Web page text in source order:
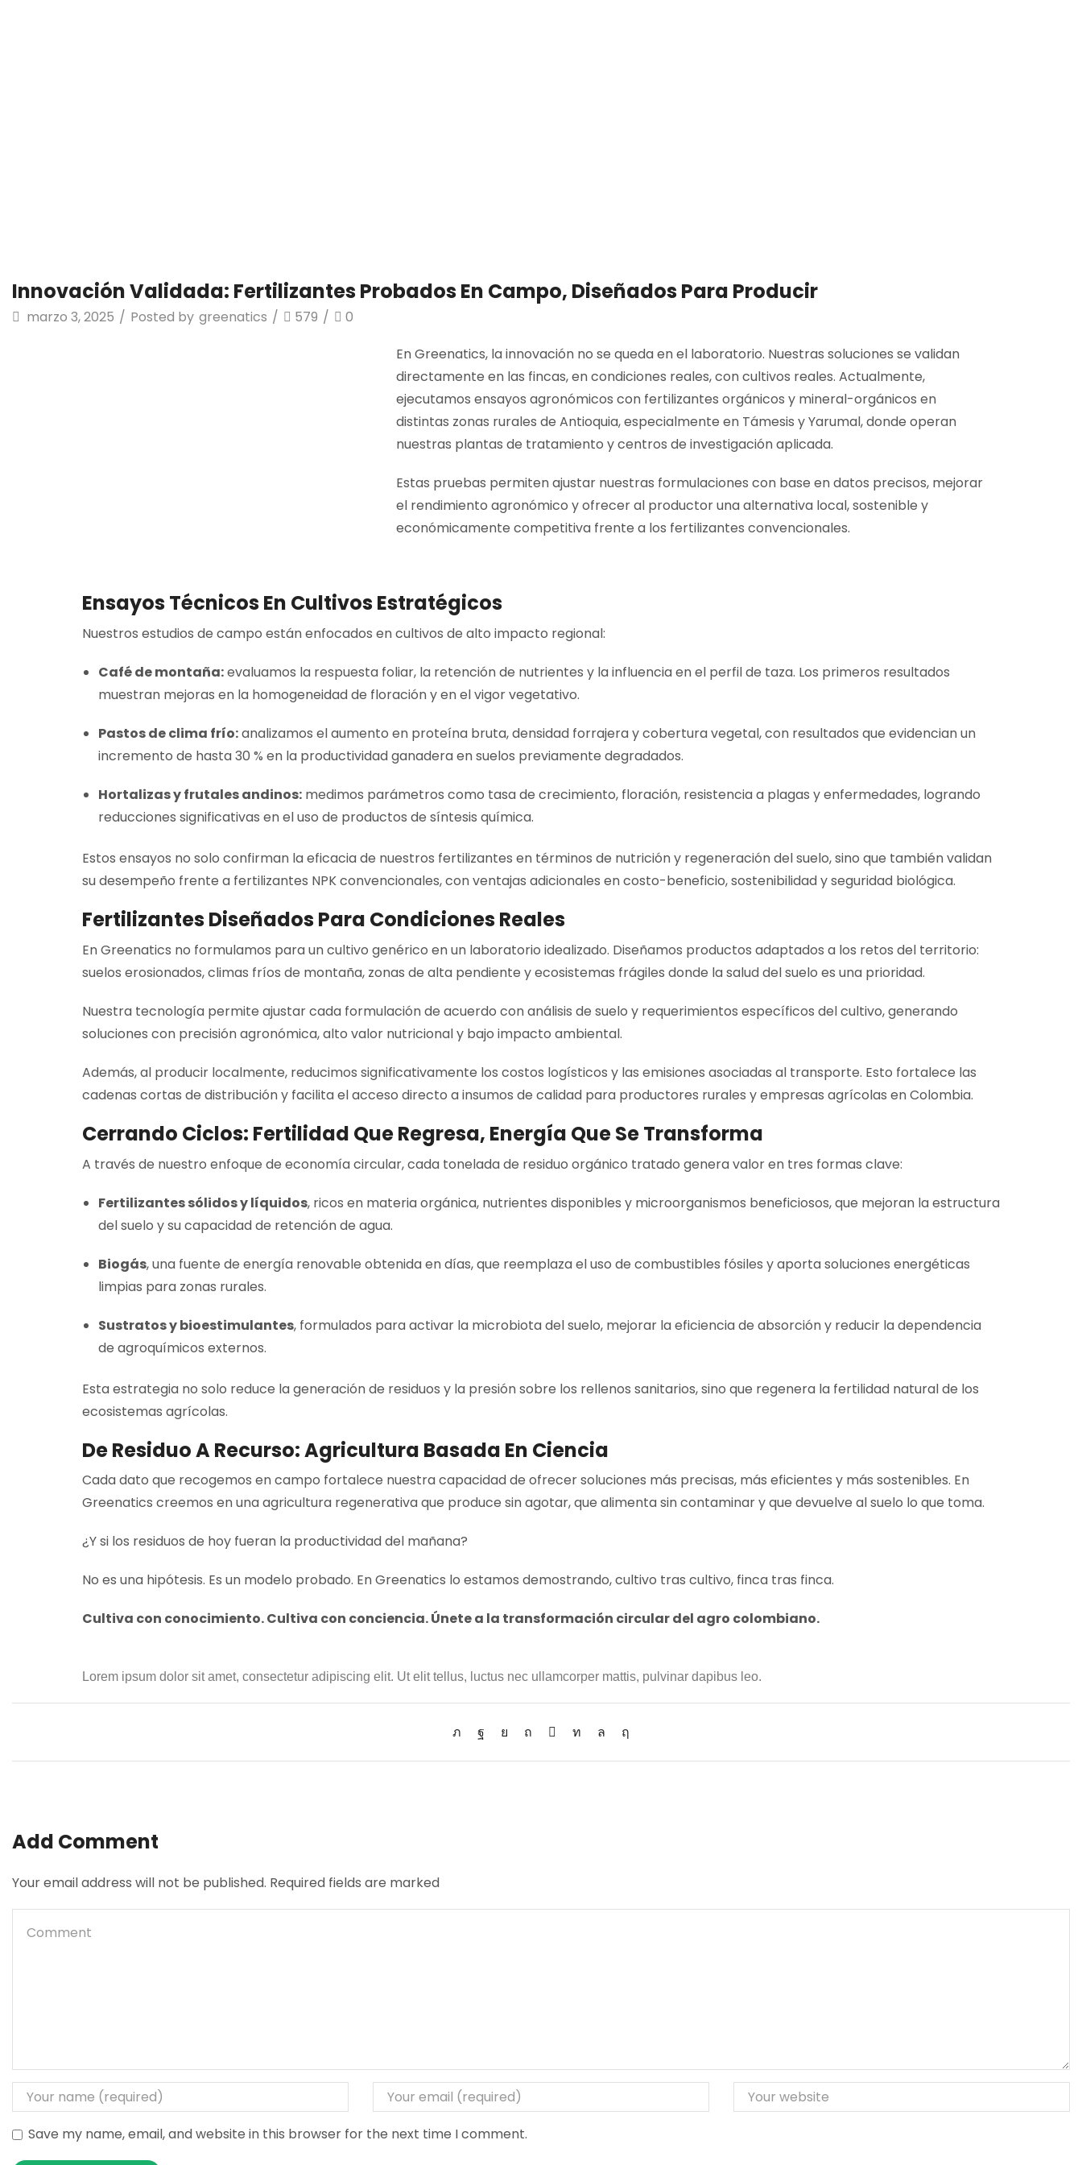
Innovación Validada: Fertilizantes Probados En Campo, Diseñados Para Producir
marzo 3, 2025 / Posted by greenatics / 579 / 0
En Greenatics, la innovación no se queda en el laboratorio. Nuestras soluciones se validan
directamente en las fincas, en condiciones reales, con cultivos reales. Actualmente,
ejecutamos ensayos agronómicos con fertilizantes orgánicos y mineral-orgánicos en
distintas zonas rurales de Antioquia, especialmente en Támesis y Yarumal, donde operan
nuestras plantas de tratamiento y centros de investigación aplicada.
Estas pruebas permiten ajustar nuestras formulaciones con base en datos precisos, mejorar
el rendimiento agronómico y ofrecer al productor una alternativa local, sostenible y
económicamente competitiva frente a los fertilizantes convencionales.
Ensayos Técnicos En Cultivos Estratégicos
Nuestros estudios de campo están enfocados en cultivos de alto impacto regional:
Café de montaña:evaluamos la respuesta foliar, la retención de nutrientes y la influencia en el perfil de taza. Los primeros resultados
muestran mejoras en la homogeneidad de floración y en el vigor vegetativo.
Pastos de clima frío:analizamos el aumento en proteína bruta, densidad forrajera y cobertura vegetal, con resultados que evidencian un
incremento de hasta 30 % en la productividad ganadera en suelos previamente degradados.
Hortalizas y frutales andinos: medimos parámetros como tasa de crecimiento, floración, resistencia a plagas y enfermedades, logrando
reducciones significativas en el uso de productos de síntesis química.
Estos ensayos no solo confirman la eficacia de nuestros fertilizantes en términos de nutrición y regeneración del suelo, sino que también validan
su desempeño frente a fertilizantes NPK convencionales, con ventajas adicionales en costo-beneficio, sostenibilidad y seguridad biológica.
Fertilizantes Diseñados Para Condiciones Reales
En Greenatics no formulamos para un cultivo genérico en un laboratorio idealizado. Diseñamos productos adaptados a los retos del territorio:
suelos erosionados, climas fríos de montaña, zonas de alta pendiente y ecosistemas frágiles donde la salud del suelo es una prioridad.
Nuestra tecnología permite ajustar cada formulación de acuerdo con análisis de suelo y requerimientos específicos del cultivo, generando
soluciones con precisión agronómica, alto valor nutricional y bajo impacto ambiental.
Además, al producir localmente, reducimos significativamente los costos logísticos y las emisiones asociadas al transporte. Esto fortalece las
cadenas cortas de distribución y facilita el acceso directo a insumos de calidad para productores rurales y empresas agrícolas en Colombia.
Cerrando Ciclos: Fertilidad Que Regresa, Energía Que Se Transforma
A través de nuestro enfoque de economía circular, cada tonelada de residuo orgánico tratado genera valor en tres formas clave:
Fertilizantes sólidos y líquidos, ricos en materia orgánica, nutrientes disponibles y microorganismos beneficiosos, que mejoran la estructura
del suelo y su capacidad de retención de agua.
Biogás, una fuente de energía renovable obtenida en días, que reemplaza el uso de combustibles fósiles y aporta soluciones energéticas
limpias para zonas rurales.
Sustratos y bioestimulantes, formulados para activar la microbiota del suelo, mejorar la eficiencia de absorción y reducir la dependencia
de agroquímicos externos.
Esta estrategia no solo reduce la generación de residuos y la presión sobre los rellenos sanitarios, sino que regenera la fertilidad natural de los
ecosistemas agrícolas.
De Residuo A Recurso: Agricultura Basada En Ciencia
Cada dato que recogemos en campo fortalece nuestra capacidad de ofrecer soluciones más precisas, más eficientes y más sostenibles. En
Greenatics creemos en una agricultura regenerativa que produce sin agotar, que alimenta sin contaminar y que devuelve al suelo lo que toma.
¿Y si los residuos de hoy fueran la productividad del mañana?
No es una hipótesis. Es un modelo probado. En Greenatics lo estamos demostrando, cultivo tras cultivo, finca tras finca.
Cultiva con conocimiento. Cultiva con conciencia. Únete a la transformación circular del agro colombiano.
Lorem ipsum dolor sit amet, consectetur adipiscing elit. Ut elit tellus, luctus nec ullamcorper mattis, pulvinar dapibus leo.
Add Comment
Your email address will not be published. Required fields are marked
Save my name, email, and website in this browser for the next time I comment.